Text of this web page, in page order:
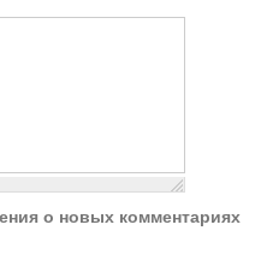
о новых комментариях